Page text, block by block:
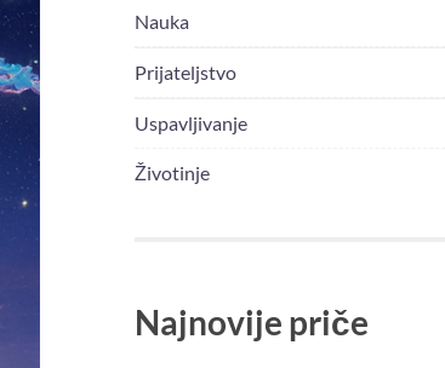
Nauka
Prijateljstvo
Uspavljivanje
Životinje
Najnovije priče